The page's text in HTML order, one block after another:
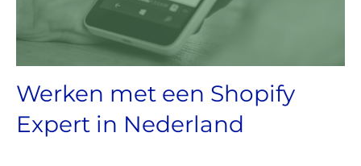
Werken met een Shopify
Expert in Nederland